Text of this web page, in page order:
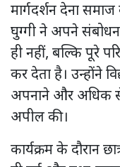
मार्गदर्शन देना समाज
घुग्गी ने अपने
ही नहीं, बल्कि पूरे
कर देता है। उन्होंने
अपनाने और अधिक
अपील की।
कार्यक्रम के दौरान